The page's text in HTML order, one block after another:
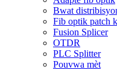
Bwat
Fib optik patch
Fusion Splicer
OTDR
PLC Splitter
Pouvwa mèt